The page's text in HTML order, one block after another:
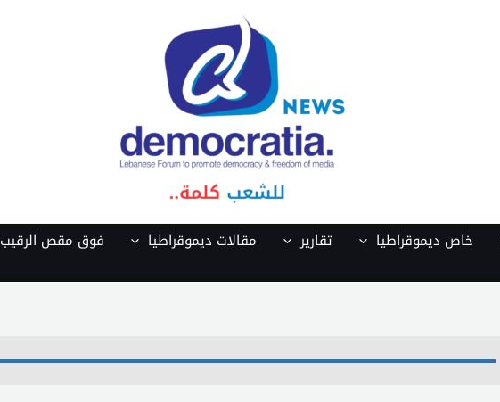
خاص ديموقراطيا تقارير مقالات ديموقراطيا فوق مقص الرقيب